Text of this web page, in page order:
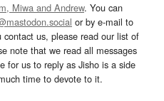
Miwa and Andrew. You can
or by e-mail to
contact us, please read our list of
note that we read all messages
for us to reply as Jisho is a side
time to devote to it.